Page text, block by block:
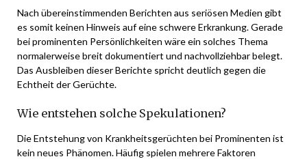
Nach übereinstimmenden Berichten aus seriösen Medien gibt
es somit keinen Hinweis auf eine schwere Erkrankung. Gerade
bei prominenten Persönlichkeiten wäre ein solches Thema
normalerweise breit dokumentiert und nachvollziehbar belegt.
Das Ausbleiben dieser Berichte spricht deutlich gegen die
Echtheit der Gerüchte.
Wie entstehen solche Spekulationen?
Die Entstehung von Krankheitsgerüchten bei Prominenten ist
kein neues Phänomen. Häufig spielen mehrere Faktoren